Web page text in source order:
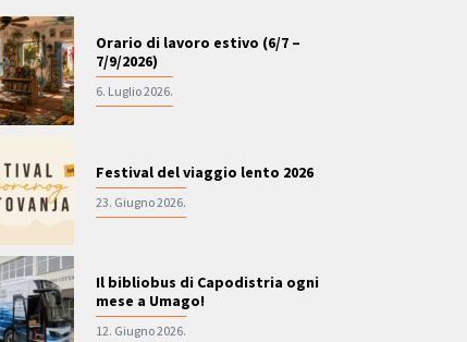
Orario di lavoro estivo (6/7 –
7/9/2026)
6. Luglio 2026.
Festival del viaggio lento 2026
23. Giugno 2026.
Il bibliobus di Capodistria ogni
mese a Umago!
12. Giugno 2026.